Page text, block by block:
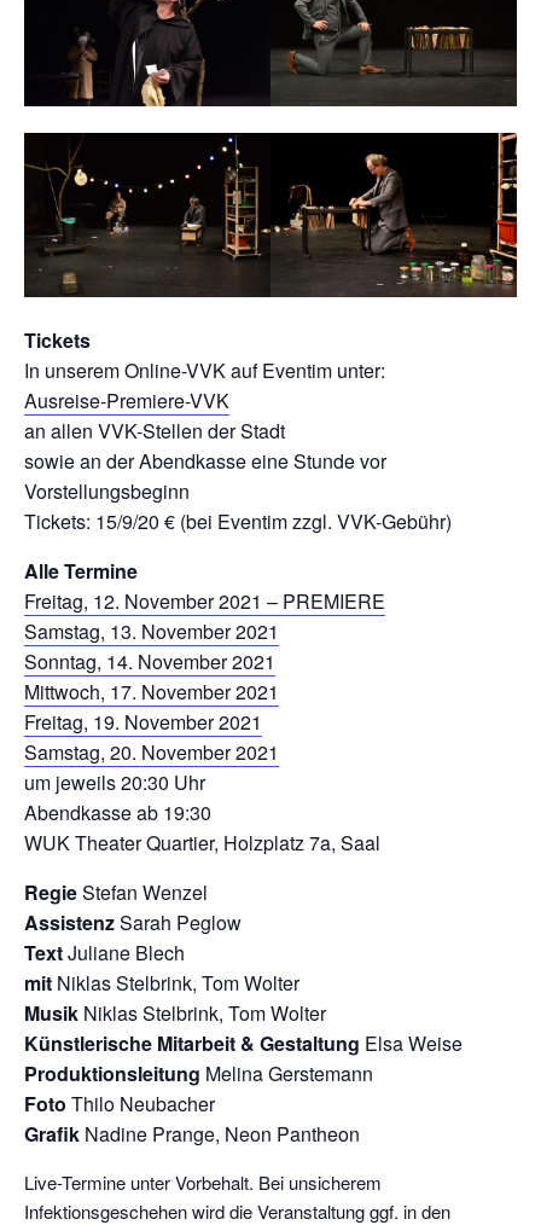
Tickets
In unserem Online-VVK auf Eventim unter:
Ausreise-Premiere-VVK
an allen VVK-Stellen der Stadt
sowie an der Abendkasse eine Stunde vor
Vorstellungsbeginn
Tickets: 15/9/20 € (bei Eventim zzgl. VVK-Gebühr)
Alle Termine
Freitag, 12. November 2021 – PREMIERE
Samstag, 13. November 2021
Sonntag, 14. November 2021
Mittwoch, 17. November 2021
Freitag, 19. November 2021
Samstag, 20. November 2021
um jeweils 20:30 Uhr
Abendkasse ab 19:30
WUK Theater Quartier, Holzplatz 7a, Saal
RegieStefan Wenzel
AssistenzSarah Peglow
TextJuliane Blech
mit Niklas Stelbrink, Tom Wolter
Musik Niklas Stelbrink, Tom Wolter
Künstlerische Mitarbeit & Gestaltung Elsa Weise
Produktionsleitung Melina Gerstemann
Foto Thilo Neubacher
Grafik Nadine Prange, Neon Pantheon
Live-Termine unter Vorbehalt. Bei unsicherem
Infektionsgeschehen wird die Veranstaltung ggf. in den